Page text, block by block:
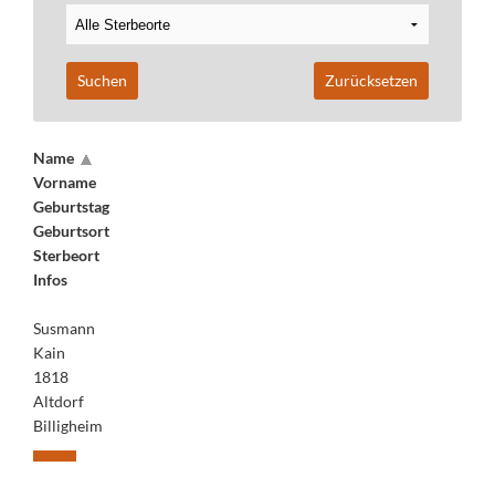
Name
Vorname
Geburtstag
Geburtsort
Sterbeort
Infos
Susmann
Kain
1818
Altdorf
Billigheim